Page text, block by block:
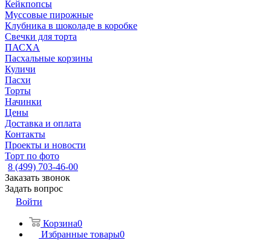
Кейкпопсы
Муссовые пирожные
Клубника в шоколаде в коробке
Свечки для торта
ПАСХА
Пасхальные корзины
Куличи
Пасхи
Торты
Начинки
Цены
Доставка и оплата
Контакты
Проекты и новости
Торт по фото
8 (499) 703-46-00
Заказать звонок
Задать вопрос
Войти
Корзина0
Избранные товары0